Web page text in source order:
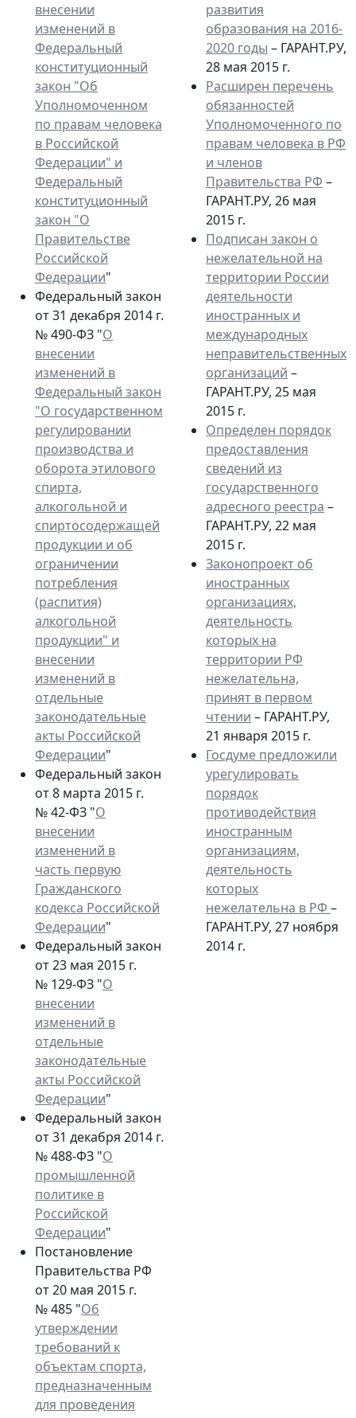
внесении
изменений в
Федеральный
конституционный
закон "Об
Уполномоченном
по правам человека
в Российской
Федерации" и
Федеральный
конституционный
закон "О
Правительстве
Российской
Федерации"
Федеральный закон
от 31 декабря 2014 г.
№ 490-ФЗ "О
внесении
изменений в
Федеральный закон
"О государственном
регулировании
производства и
оборота этилового
спирта,
алкогольной и
спиртосодержащей
продукции и об
ограничении
потребления
(распития)
алкогольной
продукции" и
внесении
изменений в
отдельные
законодательные
акты Российской
Федерации"
Федеральный закон
от 8 марта 2015 г.
№ 42-ФЗ "О
внесении
изменений в
часть первую
Гражданского
кодекса Российской
Федерации"
Федеральный закон
от 23 мая 2015 г.
№ 129-ФЗ "О
внесении
изменений в
отдельные
законодательные
акты Российской
Федерации"
Федеральный закон
от 31 декабря 2014 г.
№ 488-ФЗ "О
промышленной
политике в
Российской
Федерации"
Постановление
Правительства РФ
от 20 мая 2015 г.
№ 485 "Об
утверждении
требований к
объектам спорта,
предназначенным
для проведения
развития
образования на 2016-
2020 годы – ГАРАНТ.РУ,
28 мая 2015 г.
Расширен перечень
обязанностей
Уполномоченного по
правам человека в РФ
и членов
Правительства РФ –
ГАРАНТ.РУ, 26 мая
2015 г.
Подписан закон о
нежелательной на
территории России
деятельности
иностранных и
международных
неправительственных
организаций –
ГАРАНТ.РУ, 25 мая
2015 г.
Определен порядок
предоставления
сведений из
государственного
адресного реестра –
ГАРАНТ.РУ, 22 мая
2015 г.
Законопроект об
иностранных
организациях,
деятельность
которых на
территории РФ
нежелательна,
принят в первом
чтении – ГАРАНТ.РУ,
21 января 2015 г.
Госдуме предложили
урегулировать
порядок
противодействия
иностранным
организациям,
деятельность
которых
нежелательна в РФ –
ГАРАНТ.РУ, 27 ноября
2014 г.